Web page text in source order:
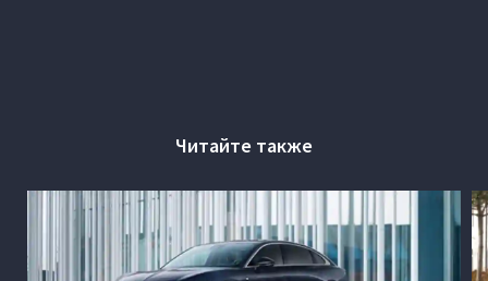
Читайте также